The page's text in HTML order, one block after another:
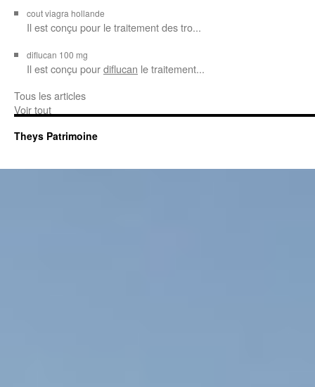
cout viagra hollande
Il est conçu pour le traitement des tro...
diflucan 100 mg
Il est conçu pourdiflucan le traitement...
Tous les articles
Voir tout
Theys Patrimoine